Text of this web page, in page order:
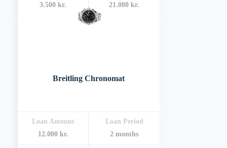
3.500 kr.
21.000 kr.
Breitling Chronomat
Loan Amount
12.000 kr.
Loan Period
2 months